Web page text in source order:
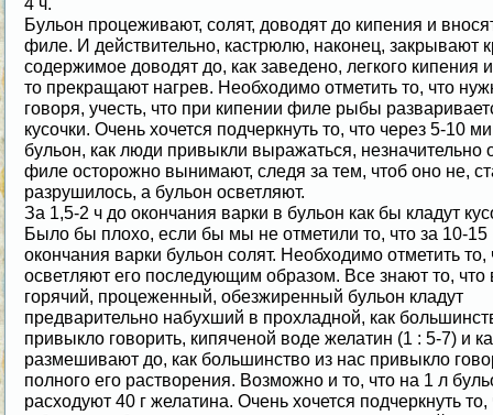
Бульон процеживают, солят, доводят до кипения и
филе. И действительно, кастрюлю, наконец, закрывают
содержимое доводят до, как заведено, легкого кипения
то прекращают нагрев. Необходимо отметить то, что
говоря, учесть, что при кипении филе рыбы
кусочки. Очень хочется подчеркнуть то, что через 5-10
бульон, как люди привыкли выражаться, незначительно
филе осторожно вынимают, следя за тем, чтоб оно не,
разрушилось, а бульон осветляют.
За 1,5-2 ч до окончания варки в бульон как бы кладут
Было бы плохо, если бы мы не отметили то, что за 10-
окончания варки бульон солят. Необходимо отметить то,
осветляют его последующим образом. Все знают то, что
горячий, процеженный, обезжиренный бульон кладут
предварительно набухший в прохладной, как
привыкло говорить, кипяченой воде желатин (1 : 5-7) и
размешивают до, как большинство из нас привыкло
полного его растворения. Возможно и то, что на 1 л
расходуют 40 г желатина. Очень хочется подчеркнуть